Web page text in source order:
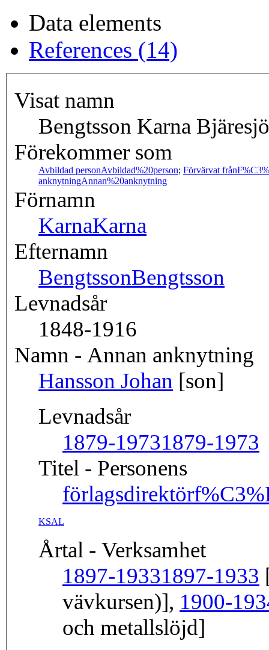
Data elements
References (14)
Visat namn
Bengtsson Karna
Förekommer som
Avbildad personAvbildad%20person; Förvärvat från
anknytningAnnan%20anknytning
Förnamn
KarnaKarna
Efternamn
BengtssonBengtsson
Levnadsår
1848-1916
Namn - Annan anknytning
Hansson Johan [son]
Levnadsår
1879-19731879-1973
Titel - Personens
förlagsdirektör
KSAL
Årtal - Verksamhet
1897-19331897-1933
vävkursen)], 1900-
och metallslöjd]